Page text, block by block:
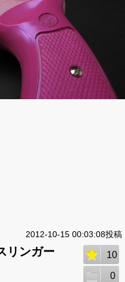
2012-10-15 00:03:08投稿
リンガー
10
0